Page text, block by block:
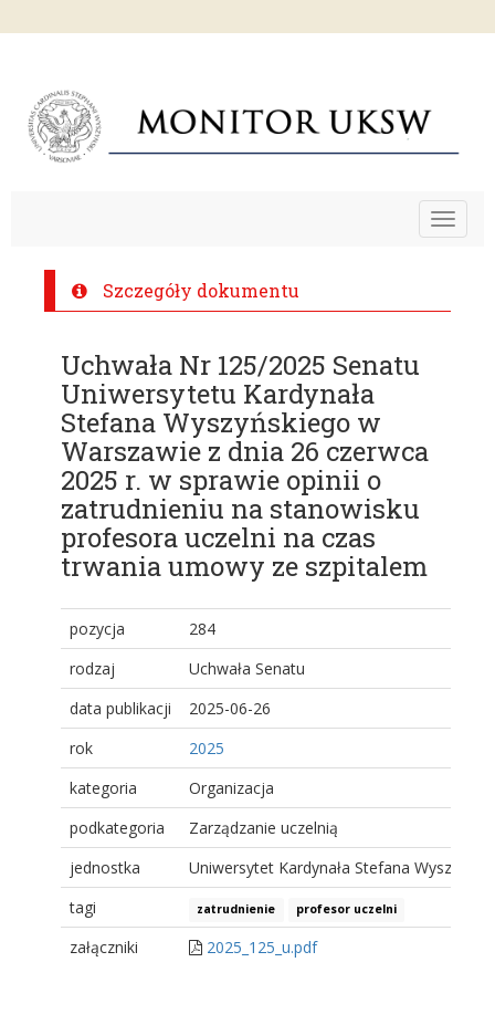
Toggle
Szczegóły dokumentu
Uchwała Nr 125/2025 Senatu
Uniwersytetu Kardynała
Stefana Wyszyńskiego w
Warszawie z dnia 26 czerwca
2025 r. w sprawie opinii o
zatrudnieniu na stanowisku
profesora uczelni na czas
trwania umowy ze szpitalem
pozycja
284
rodzaj
Uchwała Senatu
data publikacji
2025-06-26
rok
2025
kategoria
Organizacja
podkategoria
Zarządzanie uczelnią
jednostka
Uniwersytet Kardynała Stefana
tagi
zatrudnienie profesor uczelni
załączniki 2025_125_u.pdf